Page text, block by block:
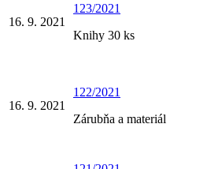
16. 9. 2021
123/2021
Knihy 30 ks
16. 9. 2021
122/2021
Zárubňa a materiál